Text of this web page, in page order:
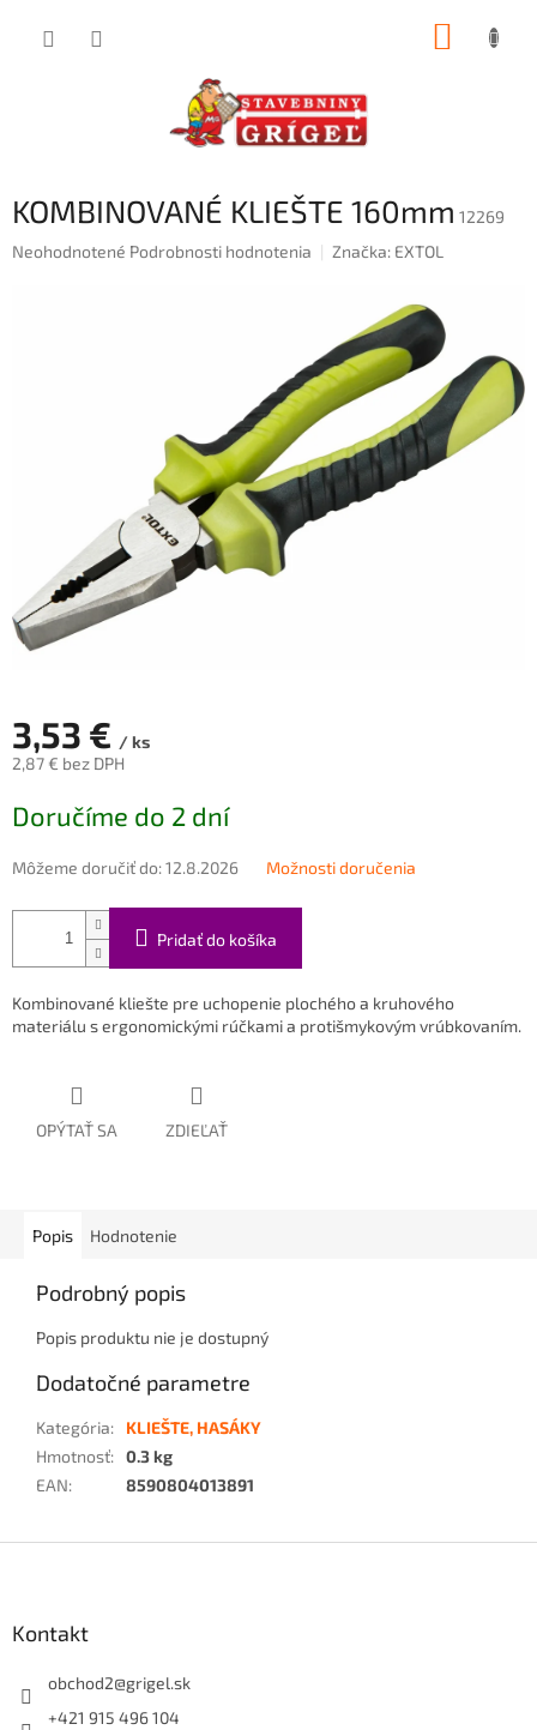
KOMBINOVANÉ KLIEŠTE 160mm 12269
Priemerné
Neohodnotené Podrobnosti hodnotenia Značka: EXTOL
3,53 € / ks
2,87 € bez DPH
cena:
Doručíme do 2 dní
Môžeme doručiť do:12.8.2026 Možnosti doručenia
Pridať do košíka
Kombinované kliešte pre uchopenie plochého a kruhového
materiálu s ergonomickými rúčkami a protišmykovým vrúbkovaním.
OPÝTAŤ SA ZDIEĽAŤ
Popis Hodnotenie
Podrobný popis
Popis produktu nie je dostupný
Dodatočné parametre
Kategória:
KLIEŠTE, HASÁKY
Hmotnosť: 0.3 kg
EAN: 8590804013891
Kontakt
obchod2@grigel.sk
+421 915 496 104